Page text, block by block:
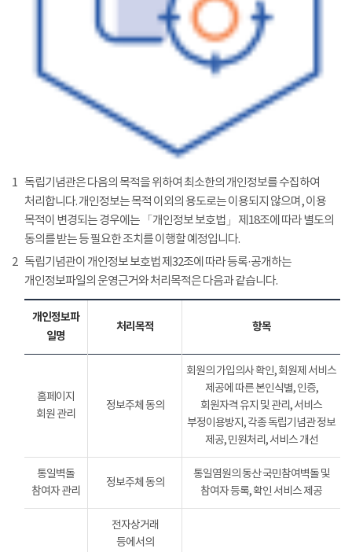
1 독립기념관은 다음의 목적을 위하여 최소한의 개인정보를 수집하여
처리합니다. 개인정보는 목적 이외의 용도로는 이용되지 않으며, 이용
목적이 변경되는 경우에는 「개인정보 보호법」 제18조에 따라 별도의
동의를 받는 등 필요한 조치를 이행할 예정입니다.
2 독립기념관이 개인정보 보호법 제32조에 따라 등록·공개하는
개인정보파일의 운영근거와 처리목적은 다음과 같습니다.
개인정보파
일명
처리목적 항목
홈페이지
회원 관리
정보주체 동의
회원의 가입의사 확인, 회원제 서비스
제공에 따른 본인식별, 인증,
회원자격 유지 및 관리, 서비스
부정이용방지, 각종 독립기념관 정보
제공, 민원처리, 서비스 개선
통일벽돌
참여자 관리
정보주체 동의
통일염원의 동산 국민참여벽돌 및
참여자 등록, 확인 서비스 제공
전자상거래
등에서의